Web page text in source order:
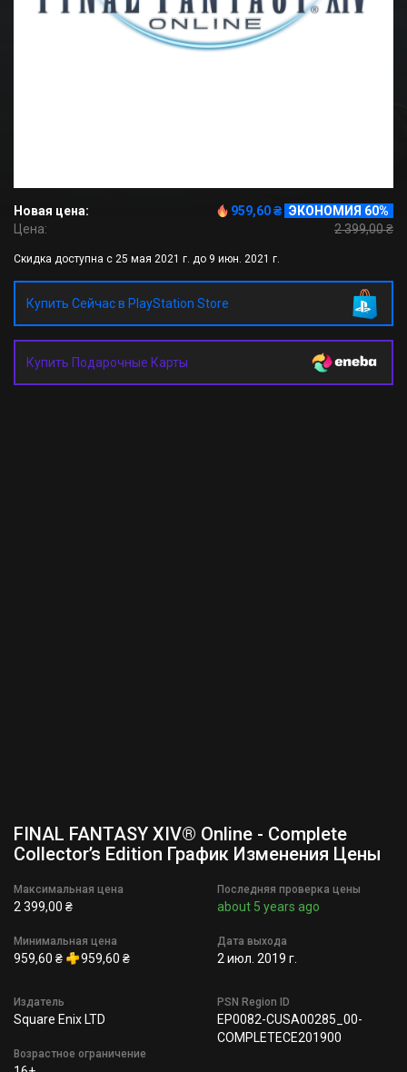
Новая цена: 959,60 ₴ ЭКОНОМИЯ 60%
Цена:
2 399,00 ₴
Скидка доступна с 25 мая 2021 г. до 9 июн. 2021 г.
Купить Сейчас в PlayStation Store
Купить Подарочные Карты
FINAL FANTASY XIV® Online - Complete
Collector’s Edition График Изменения Цены
Максимальная цена
2 399,00 ₴
Минимальная цена
959,60 ₴ 959,60 ₴
Последняя проверка цены
about 5 years ago
Дата выхода
2 июл. 2019 г.
Издатель
Square Enix LTD
Возрастное ограничение
PSN Region ID
EP0082-CUSA00285_00-
COMPLETECE201900